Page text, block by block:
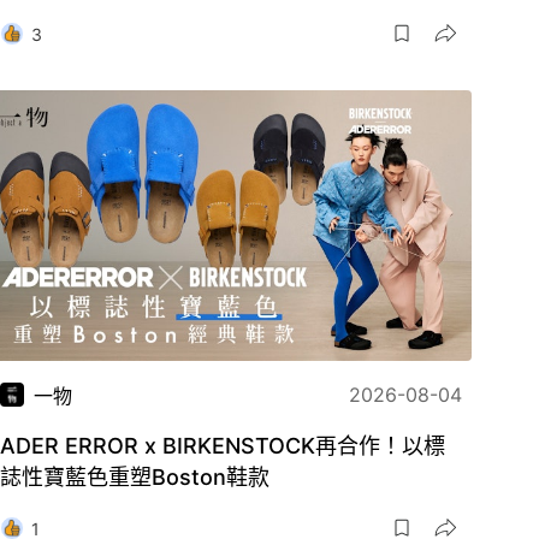
3
一物 2026-08-04
ADER ERROR x BIRKENSTOCK再合作！以標
誌性寶藍色重塑Boston鞋款
1